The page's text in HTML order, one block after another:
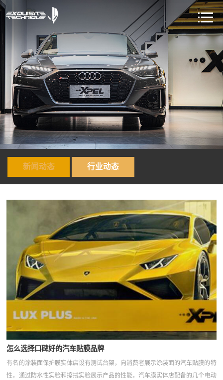
新闻动态 行业动态
怎么选择口碑好的汽车贴膜品牌
有名的涂装面保护膜实体店设有测试台架，向消费者展示涂装面的汽车贴膜‍的特
性，通过防水性实验和擦拭实验展示产品的性能，汽车膜实体店配备的几个电动